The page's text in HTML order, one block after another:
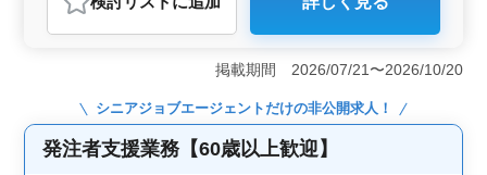
おすすめポイント
＜技術者の最終転職に＞ 50代からのキャリア転換をサ
ポートする理想のポジション。経験豊富な技術者が求め
られる国土交通省案件の技術支援業務で、長年培ってき
た知識とスキルを活かしませんか？1級土木施工管理技士
としての経験を存分に発揮できます。 ＜完全週休2日
制＞ 週末は家族や趣味に充てるための時間を確保でき
ます。残業が少なめで、仕事とプライベートのバランス
掲載期間 2026/07/21〜2026/10/20
シニアジョブエージェントだけの非公開求人！
発注者支援業務【60歳以上歓迎】